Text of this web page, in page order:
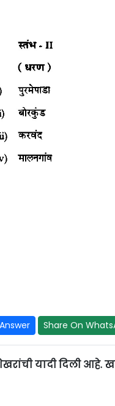
Answer Share On
यादी दिली